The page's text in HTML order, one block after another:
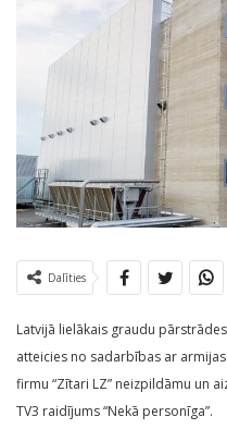
Dalīties
Latvijā lielākais graudu
atteicies no sadarbības ar
firmu “Zītari LZ” neizpildāmu un
TV3 raidījums “Nekā personīga”.